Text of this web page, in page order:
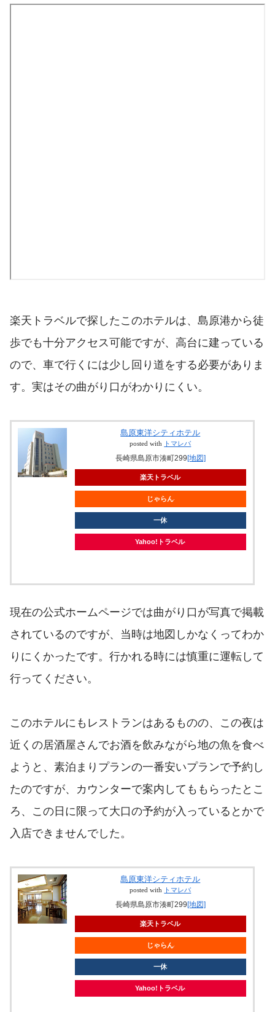
楽天トラベルで探したこのホテルは、島原港から徒
歩でも十分アクセス可能ですが、高台に建っている
ので、車で行くには少し回り道をする必要がありま
す。実はその曲がり口がわかりにくい。
島原東洋シティホテル
posted with トマレバ
長崎県島原市湊町299 [地図]
楽天トラベル
じゃらん
一休
Yahoo!トラベル
現在の公式ホームページでは曲がり口が写真で掲載
されているのですが、当時は地図しかなくってわか
りにくかったです。行かれる時には慎重に運転して
行ってください。
このホテルにもレストランはあるものの、この夜は
近くの居酒屋さんでお酒を飲みながら地の魚を食べ
ようと、素泊まりプランの一番安いプランで予約し
たのですが、カウンターで案内してももらったとこ
ろ、この日に限って大口の予約が入っているとかで
入店できませんでした。
島原東洋シティホテル
posted with トマレバ
長崎県島原市湊町299 [地図]
楽天トラベル
じゃらん
一休
Yahoo!トラベル